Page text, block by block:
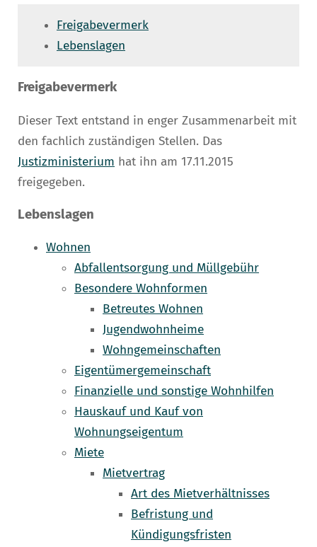
Freigabevermerk
Lebenslagen
Freigabevermerk
Dieser Text entstand in enger Zusammenarbeit mit
den fachlich zuständigen Stellen. Das
Justizministerium hat ihn am 17.11.2015
freigegeben.
Lebenslagen
Wohnen
Abfallentsorgung und Müllgebühr
Besondere Wohnformen
Betreutes Wohnen
Jugendwohnheime
Wohngemeinschaften
Eigentümergemeinschaft
Finanzielle und sonstige Wohnhilfen
Hauskauf und Kauf von
Wohnungseigentum
Miete
Mietvertrag
Art des Mietverhältnisses
Befristung und
Kündigungsfristen